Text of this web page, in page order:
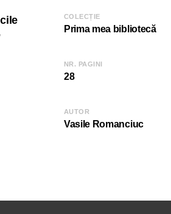
COLECȚIE
Prima mea bibliotecă
NR. PAGINI
28
AUTOR
Vasile Romanciuc